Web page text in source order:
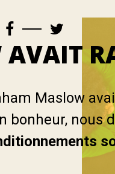
Maslow
bonheur, nous